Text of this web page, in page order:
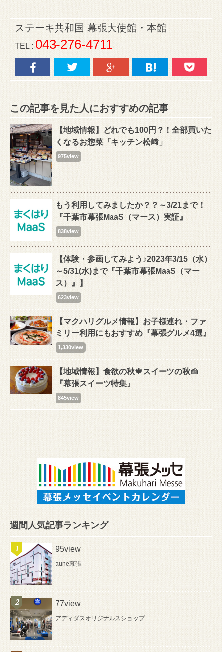
ステーキ共和国 幕張大使館・本館
TEL :043-276-4711
この記事を見た人におすすめの記事
【地域情報】どれでも100円？！全部買いた
くなるお惣菜「キッチン松﨑」
975view
もう利用してみましたか？？～3/21まで！
『千葉市幕張MaaS（マース）実証』
838view
【体験・参画してみよう♪2023年3/15（水）
～5/31(水)まで『千葉市幕張MaaS（マー
ス）』】
623view
【マクハリグルメ情報】お子様連れ・ファ
ミリー利用にもおすすめ『幕張グルメ4選』
1,330view
【地域情報】食欲の秋🍁スイーツの秋🍰
『幕張スイーツ特集』
845view
週間人気記事ランキング
95view
aune幕張
77view
アディダスオリジナルスショップ